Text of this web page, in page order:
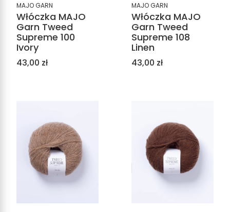
MAJO GARN
Włóczka MAJO
Garn Tweed
Supreme 100
Ivory
Cena
43,00 zł
MAJO GARN
Włóczka MAJO
Garn Tweed
Supreme 108
Linen
Cena
43,00 zł